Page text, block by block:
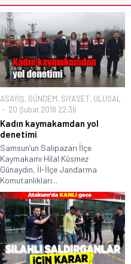
ASAYİŞ, GÜNDEM, SİYASET, ULUSAL
20 Şubat 2018 22:36
Kadın kaymakamdan yol
denetimi
Samsun’un Salıpazarı İlçe
Kaymakamı Hilal Küsmez
Günaydın, İl-İlçe Jandarma
Komutanlıkları...